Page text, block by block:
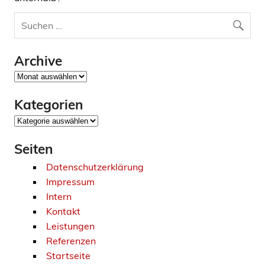
Archive
Archive
Kategorien
Kategorien
Seiten
Datenschutzerklärung
Impressum
Intern
Kontakt
Leistungen
Referenzen
Startseite